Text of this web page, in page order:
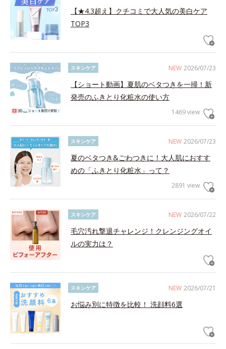
【★4.3超え】クチコミで大人気の美白ケア
TOP3
NEW 2026/07/23
スキンケア
【ショート動画】夏肌のベタつきを一掃！新
発売のふきとり化粧水の使い方
1469 view
NEW 2026/07/23
スキンケア
夏のベタつき&ごわつきに！大人肌におすす
めの「ふきとり化粧水」って？
2891 view
NEW 2026/07/22
スキンケア
毛穴汚れ撃退チャレンジ！クレンジングオイ
ルの実力は？
NEW 2026/07/21
スキンケア
お悩み別に特徴を比較！ 洗顔料6選